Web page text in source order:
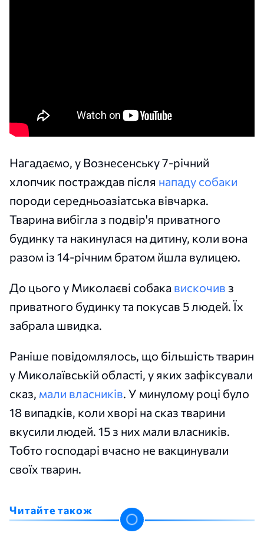
Нагадаємо, у Вознесенську 7-річний
хлопчик постраждав після нападу собаки
породи середньоазіатська вівчарка.
Тварина вибігла з подвір'я приватного
будинку та накинулася на дитину, коли вона
разом із 14-річним братом йшла вулицею.
До цього у Миколаєві собака вискочив з
приватного будинку та покусав 5 людей. Їх
забрала швидка.
Раніше повідомлялось, що більшість тварин
у Миколаївській області, у яких зафіксували
сказ, мали власників. У минулому році було
18 випадків, коли хворі на сказ тварини
вкусили людей. 15 з них мали власників.
Тобто господарі вчасно не вакцинували
своїх тварин.
Читайте також